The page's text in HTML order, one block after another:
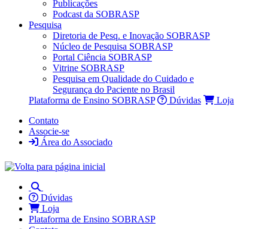
Publicações
Podcast da SOBRASP
Pesquisa
Diretoria de Pesq. e Inovação SOBRASP
Núcleo de Pesquisa SOBRASP
Portal Ciência SOBRASP
Vitrine SOBRASP
Pesquisa em Qualidade do Cuidado e
Segurança do Paciente no Brasil
Plataforma de Ensino SOBRASP
Dúvidas
Loja
Contato
Associe-se
Área do Associado
Dúvidas
Loja
Plataforma de Ensino SOBRASP